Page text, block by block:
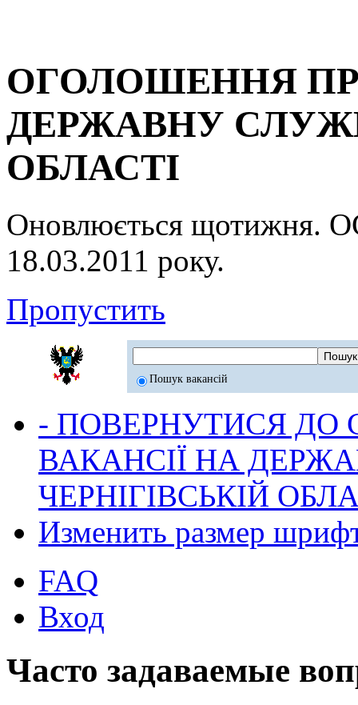
ОГОЛОШЕННЯ
ДЕРЖАВНУ
ОБЛАСТІ
Оновлюється
18.03.2011 року.
Пропустить
Пошук вакансій
- ПОВЕРНУТИСЯ ДО
ВАКАНСІЇ НА
ЧЕРНІГІВСЬКІЙ
Изменить размер
FAQ
Вход
Часто задаваемые